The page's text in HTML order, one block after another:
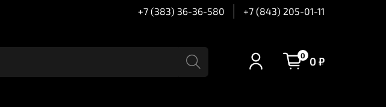
+7 (383) 36-36-580 +7 (843) 205-01-11
0 0 ₽